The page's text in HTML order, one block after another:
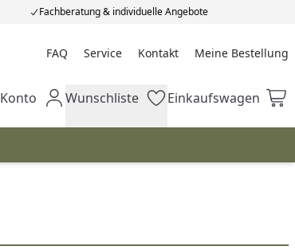
Fachberatung & individuelle Angebote
FAQ Service Kontakt Meine Bestellung
Meine Bestellung
Mein Konto
Konto Wunschliste
Wunschliste Einkaufswagen
Einkaufswagen